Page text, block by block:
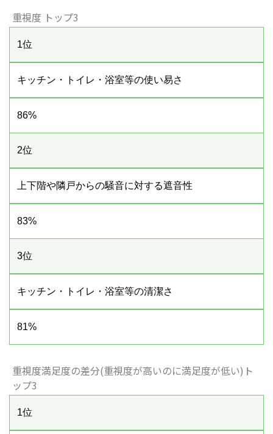
重視度 トップ3
1位
キッチン・トイレ・浴室等の使い易さ
86%
2位
上下階や隣戸からの騒音に対する遮音性
83%
3位
キッチン・トイレ・浴室等の清潔さ
81%
重視度満足度の差分(重視度が高いのに満足度が低い)ト
ップ3
1位